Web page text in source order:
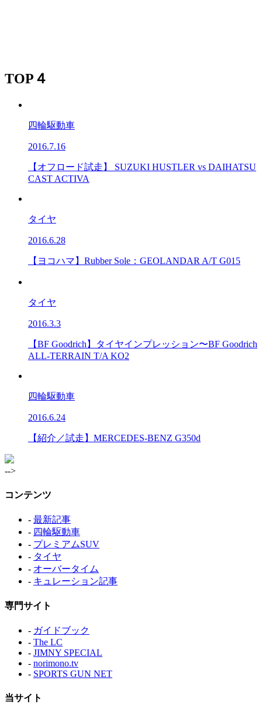
TOP４
四輪駆動車
2016.7.16
【オフロード試走】 SUZUKI HUSTLER vs DAIHATSU
CAST ACTIVA
タイヤ
2016.6.28
【ヨコハマ】Rubber Sole：GEOLANDAR A/T G015
タイヤ
2016.3.3
【BF Goodrich】タイヤインプレッション〜BF Goodrich
ALL-TERRAIN T/A KO2
四輪駆動車
2016.6.24
【紹介／試走】MERCEDES-BENZ G350d
-->
コンテンツ
- 最新記事
- 四輪駆動車
- プレミアムSUV
- タイヤ
- オーバータイム
- キュレーション記事
専門サイト
- ガイドブック
- The LC
- JIMNY SPECIAL
- norimono.tv
- SPORTS GUN NET
当サイト